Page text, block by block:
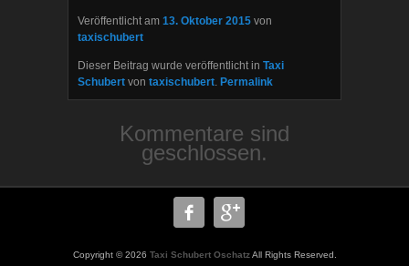
Veröffentlicht am 13. Oktober 2015 von
taxischubert
Dieser Beitrag wurde veröffentlicht in Taxi
Schubert von taxischubert. Permalink
Kommentare sind
geschlossen.
Copyright © 2026 Taxi Schubert OschatzAll Rights Reserved.